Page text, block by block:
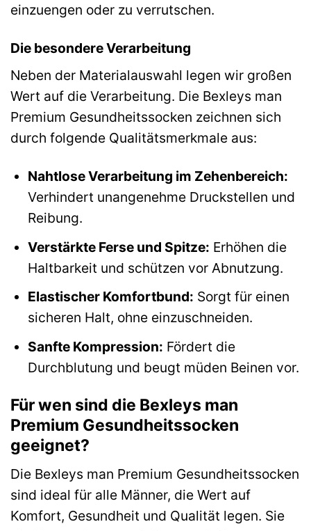
einzuengen oder zu verrutschen.
Die besondere Verarbeitung
Neben der Materialauswahl legen wir großen
Wert auf die Verarbeitung. Die Bexleys man
Premium Gesundheitssocken zeichnen sich
durch folgende Qualitätsmerkmale aus:
Nahtlose Verarbeitung im Zehenbereich:
Verhindert unangenehme Druckstellen und
Reibung.
Verstärkte Ferse und Spitze: Erhöhen die
Haltbarkeit und schützen vor Abnutzung.
Elastischer Komfortbund: Sorgt für einen
sicheren Halt, ohne einzuschneiden.
Sanfte Kompression: Fördert die
Durchblutung und beugt müden Beinen vor.
Für wen sind die Bexleys man
Premium Gesundheitssocken
geeignet?
Die Bexleys man Premium Gesundheitssocken
sind ideal für alle Männer, die Wert auf
Komfort, Gesundheit und Qualität legen. Sie